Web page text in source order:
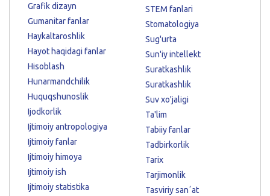
Grafik dizayn
Gumanitar fanlar
Haykaltaroshlik
Hayot haqidagi fanlar
Hisoblash
Hunarmandchilik
Huquqshunoslik
Ijodkorlik
Ijtimoiy antropologiya
Ijtimoiy fanlar
Ijtimoiy himoya
Ijtimoiy ish
Ijtimoiy statistika
STEM fanlari
Stomatologiya
Sug'urta
Sun'iy intellekt
Suratkashlik
Suratkashlik
Suv xo'jaligi
Ta'lim
Tabiiy fanlar
Tadbirkorlik
Tarix
Tarjimonlik
Tasviriy sanʼat